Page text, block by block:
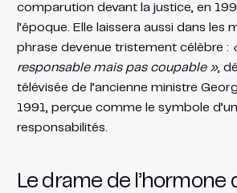
comparution devant la justice, en
l’époque. Elle laissera aussi dans les
phrase devenue tristement célèbre :
responsable mais pas coupable »,
télévisée de l’ancienne ministre
1991​, perçue comme le symbole
responsabilités.
Le drame de l’hormone